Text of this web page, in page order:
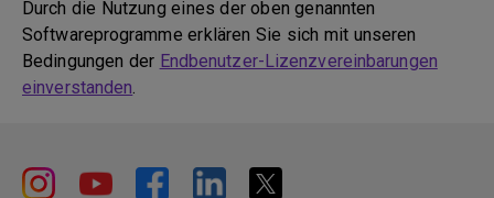
Durch die Nutzung eines der oben genannten
Softwareprogramme erklären Sie sich mit unseren
Bedingungen der Endbenutzer-Lizenzvereinbarungen
einverstanden.